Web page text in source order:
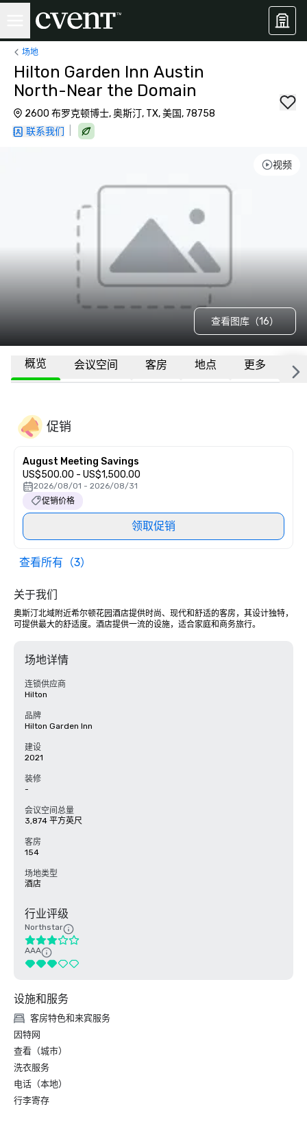
场地
Hilton Garden Inn Austin
North-Near the Domain
2600 布罗克顿博士, 奥斯汀, TX, 美国, 78758
联系我们
视频
查看图库（16）
概览 会议空间 客房 地点 更多 常
促销
August Meeting Savings
US$500.00 - US$1,500.00
2026/08/01 - 2026/08/31
促销价格
领取促销
查看所有（3）
关于我们
奥斯汀北域附近希尔顿花园酒店提供时尚、现代和舒适的客房，其设计独特，
可提供最大的舒适度。酒店提供一流的设施，适合家庭和商务旅行。
场地详情
连锁供应商
Hilton
品牌
Hilton Garden Inn
建设
2021
装修
-
会议空间总量
3,874 平方英尺
客房
154
场地类型
酒店
行业评级
Northstar
AAA
设施和服务
客房特色和来宾服务
因特网
查看（城市）
洗衣服务
电话（本地）
行李寄存